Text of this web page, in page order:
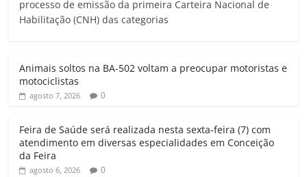
t
s
p
e
b
k
t
t
i
l
e
m
processo de emissão da primeira Carteira Nacional de
Habilitação (CNH) das categorias
Animais soltos na BA-502 voltam a preocupar motoristas e
motociclistas
agosto 7, 2026 0
Feira de Saúde será realizada nesta sexta-feira (7) com
atendimento em diversas especialidades em Conceição
da Feira
agosto 6, 2026 0